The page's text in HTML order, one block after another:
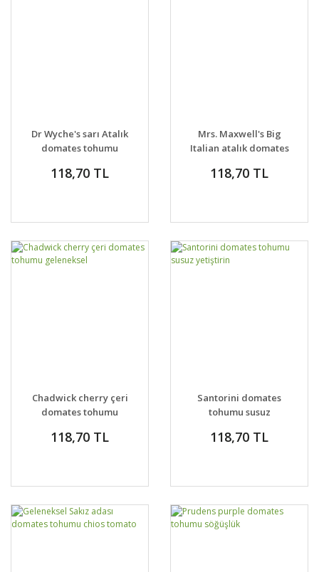
Dr Wyche's sarı Atalık
domates tohumu
118,70 TL
Mrs. Maxwell's Big
Italian atalık domates
118,70 TL
Chadwick cherry çeri
domates tohumu
118,70 TL
Santorini domates
tohumu susuz
118,70 TL